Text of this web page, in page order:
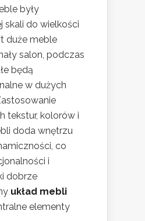
były
skali do wielkości
duże meble
salon, podczas
będą
w dużych
tekstur, kolorów i
doda wnętrzu
co
i
dobrze
układ mebli
elementy